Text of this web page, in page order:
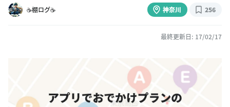
☕️棚ログ☕️
神奈川 256
最終更新日: 17/02/17